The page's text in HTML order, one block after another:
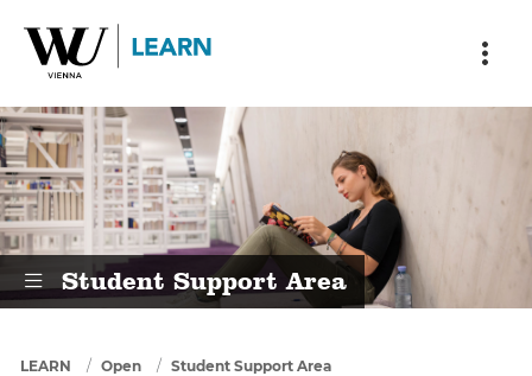
Prüfungen
Student Support Area
You are here
LEARN Open Student Support Area